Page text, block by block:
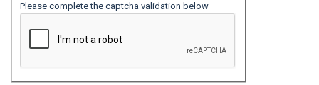
Please complete the captcha validation below